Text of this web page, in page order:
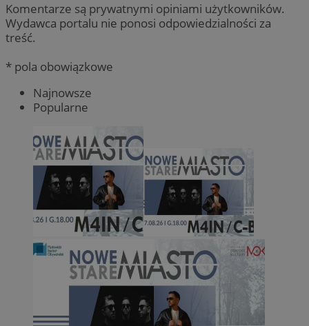
Komentarze są prywatnymi opiniami użytkowników.
Wydawca portalu nie ponosi odpowiedzialności za
treść.
* pola obowiązkowe
Najnowsze
Popularne